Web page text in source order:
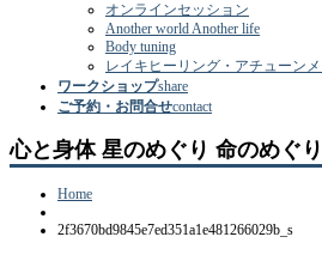
オンラインセッション
Another world Another life
Body tuning
レイキヒーリング・アチューンメ
ワークショップshare
ご予約・お問合せcontact
心と身体 星のめぐり 命のめぐり
Home
2f3670bd9845e7ed351a1e481266029b_s